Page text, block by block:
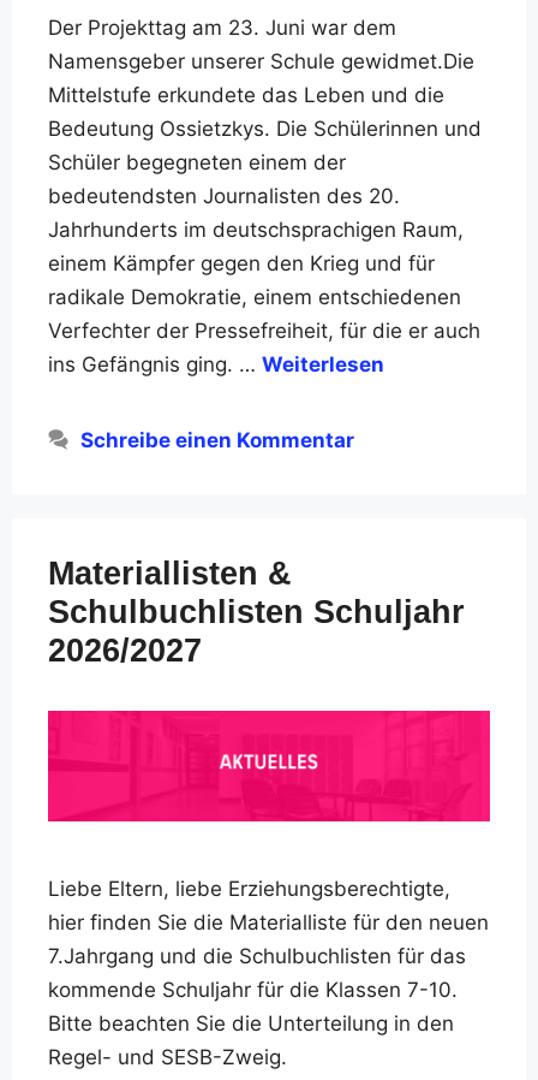
Der Projekttag am 23. Juni war dem
Namensgeber unserer Schule gewidmet.Die
Mittelstufe erkundete das Leben und die
Bedeutung Ossietzkys. Die Schülerinnen und
Schüler begegneten einem der
bedeutendsten Journalisten des 20.
Jahrhunderts im deutschsprachigen Raum,
einem Kämpfer gegen den Krieg und für
radikale Demokratie, einem entschiedenen
Verfechter der Pressefreiheit, für die er auch
ins Gefängnis ging. … Weiterlesen
Schreibe einen Kommentar
Materiallisten &
Schulbuchlisten Schuljahr
2026/2027
Liebe Eltern, liebe Erziehungsberechtigte,
hier finden Sie die Materialliste für den neuen
7.Jahrgang und die Schulbuchlisten für das
kommende Schuljahr für die Klassen 7-10.
Bitte beachten Sie die Unterteilung in den
Regel- und SESB-Zweig.